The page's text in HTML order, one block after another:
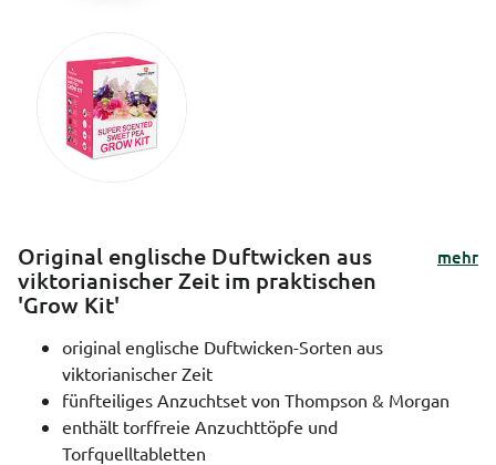
Original englische Duftwicken aus
viktorianischer Zeit im praktischen
'Grow Kit'
mehr
original englische Duftwicken-Sorten aus
viktorianischer Zeit
fünfteiliges Anzuchtset von Thompson & Morgan
enthält torffreie Anzuchttöpfe und
Torfquelltabletten